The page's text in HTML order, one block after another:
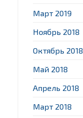
Март 2019
Ноябрь 2018
Октябрь 2018
Май 2018
Апрель 2018
Март 2018